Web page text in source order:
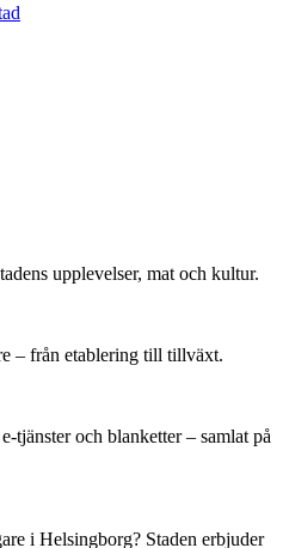
upplevelser, mat och kultur.
– från etablering till tillväxt.
tjänster och blanketter – samlat på
i Helsingborg? Staden erbjuder